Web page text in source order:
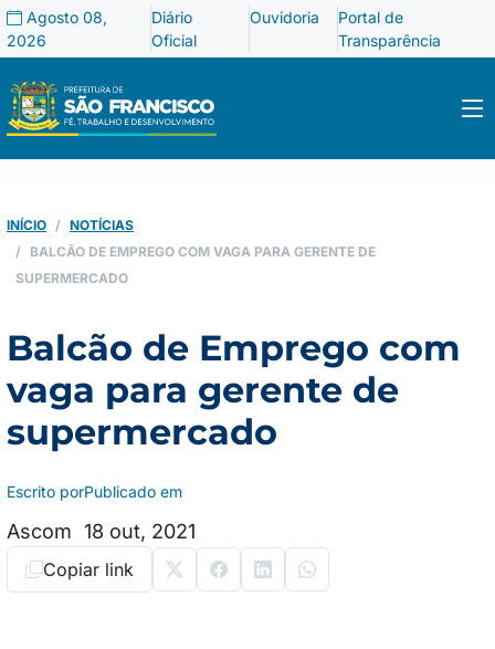
Agosto 08,
2026
Diário
Oficial
Ouvidoria
Portal de
Transparência
INÍCIO
NOTÍCIAS
BALCÃO DE EMPREGO COM VAGA PARA GERENTE DE
SUPERMERCADO
Balcão de Emprego com
vaga para gerente de
supermercado
Escrito por
Ascom
Publicado em
18 out, 2021
Copiar link